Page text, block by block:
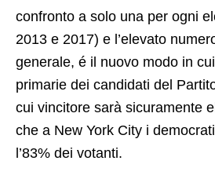
confronto a solo una per ogni
2013 e 2017) e l’elevato
generale, é il nuovo modo in
primarie dei candidati del
cui vincitore sarà sicuramente
che a New York City i
l’83% dei votanti.